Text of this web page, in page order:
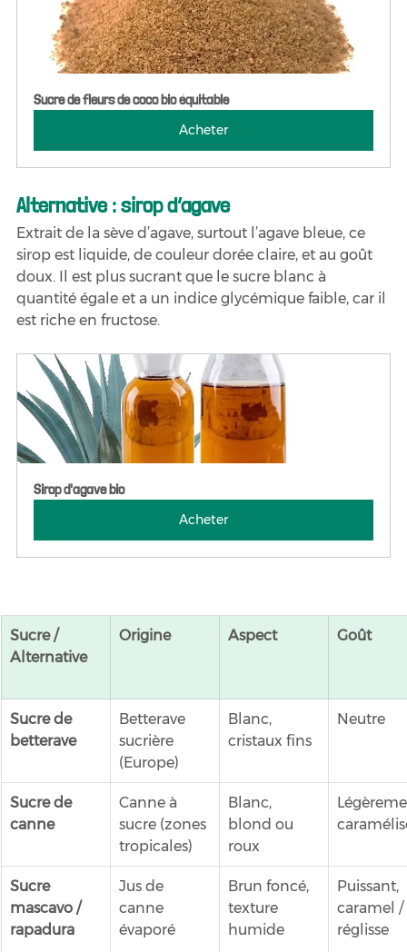
Sucre de fleurs de coco bio équitable
Acheter
Alternative : sirop d’agave
Extrait de la sève d’agave, surtout l’agave bleue, ce
sirop est liquide, de couleur dorée claire, et au goût
doux. Il est plus sucrant que le sucre blanc à
quantité égale et a un indice glycémique faible, car il
est riche en fructose.
Sirop d'agave bio
Acheter
Sucre /
Alternative
Origine Aspect Goût
Sucre de
betterave
Betterave
sucrière
(Europe)
Blanc,
cristaux fins
Neutre
Sucre de
canne
Canne à
sucre (zones
tropicales)
Blanc,
blond ou
roux
Sucre
mascavo /
rapadura
Jus de
canne
évaporé
Brun foncé,
texture
humide
Puissant,
caramel /
réglisse